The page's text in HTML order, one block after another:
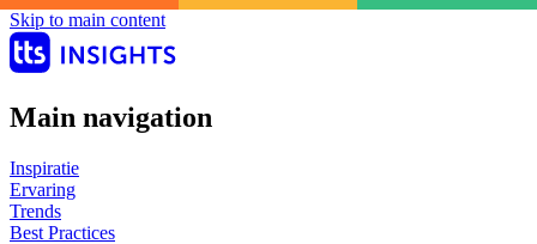
Skip to main content
Main navigation
Inspiratie
Ervaring
Trends
Best Practices